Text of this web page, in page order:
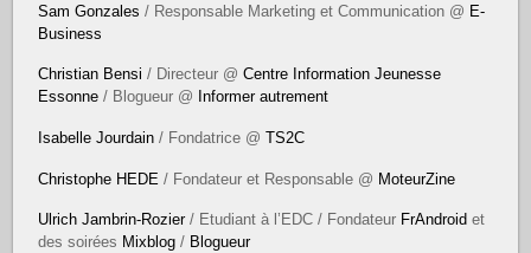
Sam Gonzales / Responsable Marketing et Communication @ E-
Business
Christian Bensi / Directeur @Centre Information Jeunesse
Essonne / Blogueur @ Informer autrement
Isabelle Jourdain / Fondatrice @TS2C
Christophe HEDE / Fondateur et Responsable @ MoteurZine
Ulrich Jambrin-Rozier/ Etudiant à l’EDC / Fondateur FrAndroid et
des soirées Mixblog / Blogueur